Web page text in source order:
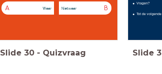
A Waar B
Nietwaar
Slide 30 - Quizvraag
Vragen?
Tot de
Slide